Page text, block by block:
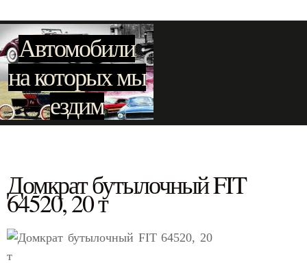
Автомобили
на которых мы
ездим
Домкрат бутылочный FIT
64520, 20 т